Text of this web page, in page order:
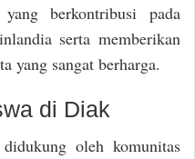
berkontribusi pada
serta memberikan
yang sangat berharga.
di Diak
oleh komunitas